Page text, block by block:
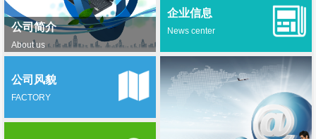
公司简介
About us
企业信息
News center
公司风貌
FACTORY